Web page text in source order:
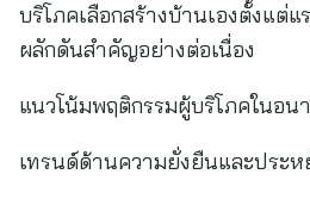
บริโภคเลือกสร้างบ้านเองตั้งแต่แ
ผลักดันสำคัญอย่างต่อเนื่อง
แนวโน้มพฤติกรรมผู้บริโภคในอน
เทรนด์ด้านความยั่งยืนและประ